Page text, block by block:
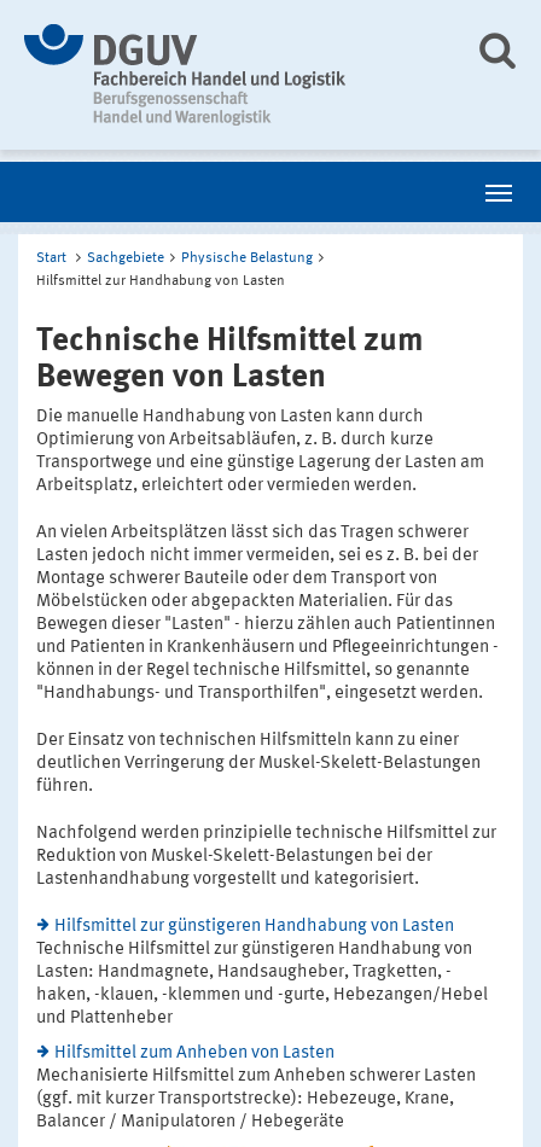
Start Sachgebiete
Physische Belastung
Hilfsmittel zur Handhabung von Lasten
Technische Hilfsmittel zum
Bewegen von Lasten
Die manuelle Handhabung von Lasten kann durch
Optimierung von Arbeitsabläufen, z. B. durch kurze
Transportwege und eine günstige Lagerung der Lasten am
Arbeitsplatz, erleichtert oder vermieden werden.
An vielen Arbeitsplätzen lässt sich das Tragen schwerer
Lasten jedoch nicht immer vermeiden, sei es z. B. bei der
Montage schwerer Bauteile oder dem Transport von
Möbelstücken oder abgepackten Materialien. Für das
Bewegen dieser "Lasten" - hierzu zählen auch Patientinnen
und Patienten in Krankenhäusern und Pflegeeinrichtungen -
können in der Regel technische Hilfsmittel, so genannte
"Handhabungs- und Transporthilfen", eingesetzt werden.
Der Einsatz von technischen Hilfsmitteln kann zu einer
deutlichen Verringerung der Muskel-Skelett-Belastungen
führen.
Nachfolgend werden prinzipielle technische Hilfsmittel zur
Reduktion von Muskel-Skelett-Belastungen bei der
Lastenhandhabung vorgestellt und kategorisiert.
Hilfsmittel zur günstigeren Handhabung von Lasten
Technische Hilfsmittel zur günstigeren Handhabung von
Lasten: Handmagnete, Handsaugheber, Tragketten, -
haken, -klauen, -klemmen und -gurte, Hebezangen/Hebel
und Plattenheber
Hilfsmittel zum Anheben von Lasten
Mechanisierte Hilfsmittel zum Anheben schwerer Lasten
(ggf. mit kurzer Transportstrecke): Hebezeuge, Krane,
Balancer / Manipulatoren / Hebegeräte